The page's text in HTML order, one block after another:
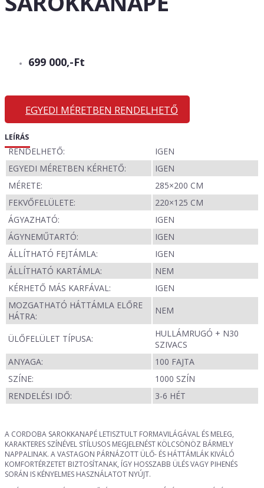
699 000,-Ft
EGYEDI MÉRETBEN RENDELHETŐ
LEÍRÁS
RENDELHETŐ:
IGEN
EGYEDI MÉRETBEN KÉRHETŐ:
IGEN
MÉRETE:
285×200 CM
FEKVŐFELÜLETE:
220×125 CM
ÁGYAZHATÓ:
IGEN
ÁGYNEMŰTARTÓ:
IGEN
ÁLLÍTHATÓ FEJTÁMLA:
IGEN
ÁLLÍTHATÓ KARTÁMLA:
NEM
KÉRHETŐ MÁS KARFÁVAL:
IGEN
MOZGATHATÓ HÁTTÁMLA ELŐRE
HÁTRA:
NEM
ÜLŐFELÜLET TÍPUSA:
HULLÁMRUGÓ + N30
SZIVACS
ANYAGA:
100 FAJTA
SZÍNE:
1000 SZÍN
RENDELÉSI IDŐ:
3-6 HÉT
A CORDOBA SAROKKANAPÉ LETISZTULT FORMAVILÁGÁVAL ÉS MELEG,
KARAKTERES SZÍNÉVEL STÍLUSOS MEGJELENÉST KÖLCSÖNÖZ BÁRMELY
NAPPALINAK. A VASTAGON PÁRNÁZOTT ÜLŐ- ÉS HÁTTÁMLÁK KIVÁLÓ
KOMFORTÉRZETET BIZTOSÍTANAK, ÍGY HOSSZABB ÜLÉS VAGY PIHENÉS
SORÁN IS KÉNYELMES HASZNÁLATOT NYÚJT.